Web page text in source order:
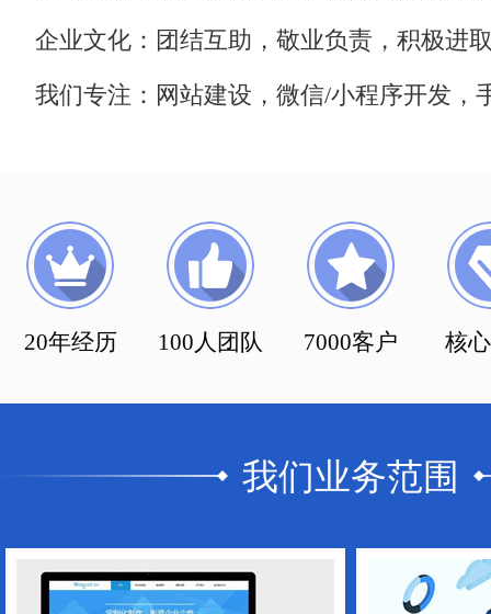
企业文化：团结互助，敬业负责，积极进
我们专注：网站建设，微信/小程序开发，
20年经历 100人团队 7000客户 核
我们业务范围